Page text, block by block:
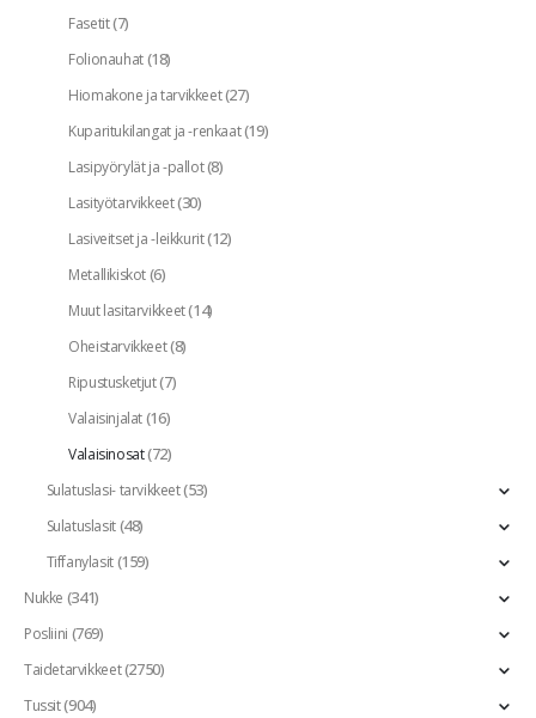
Fasetit(7)
Folionauhat(18)
Hiomakone ja tarvikkeet(27)
Kuparitukilangat ja -renkaat(19)
Lasipyörylät ja -pallot(8)
Lasityötarvikkeet(30)
Lasiveitset ja -leikkurit(12)
Metallikiskot(6)
Muut lasitarvikkeet(14)
Oheistarvikkeet(8)
Ripustusketjut(7)
Valaisinjalat(16)
Valaisinosat(72)
Sulatuslasi- tarvikkeet(53)
Sulatuslasit(48)
Tiffanylasit(159)
Nukke (341)
Posliini (769)
Taidetarvikkeet(2750)
Tussit(904)